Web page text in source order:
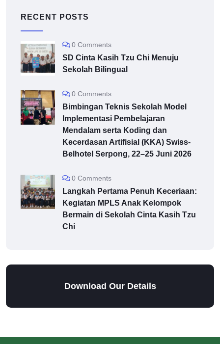
RECENT POSTS
0 Comments
SD Cinta Kasih Tzu Chi Menuju
Sekolah Bilingual
0 Comments
Bimbingan Teknis Sekolah Model
Implementasi Pembelajaran
Mendalam serta Koding dan
Kecerdasan Artifisial (KKA) Swiss-
Belhotel Serpong, 22–25 Juni 2026
0 Comments
Langkah Pertama Penuh Keceriaan:
Kegiatan MPLS Anak Kelompok
Bermain di Sekolah Cinta Kasih Tzu
Chi
Download Our Details